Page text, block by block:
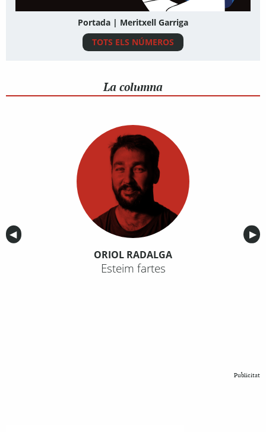
Portada | Meritxell Garriga
TOTS ELS NÚMEROS
La columna
Anterior
◀︎ ▶︎
ORIOL RADALGA
Esteim fartes
Publicitat